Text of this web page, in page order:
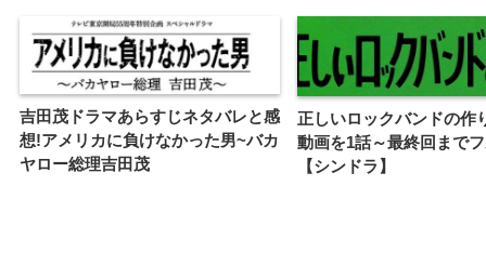
吉田茂ドラマあらすじネタバレと感
想!アメリカに負けなかった男~バカ
ヤロー総理吉田茂
正しいロックバンドの作
動画を1話～最終回まで
【シンドラ】